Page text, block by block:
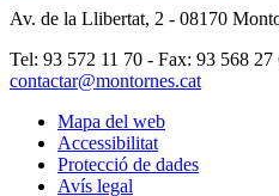
Av. de la Llibertat, 2 - 08170
Tel: 93 572 11 70 - Fax: 93 568 27
contactar@montornes.cat
Mapa del web
Accessibilitat
Protecció de dades
Avís legal